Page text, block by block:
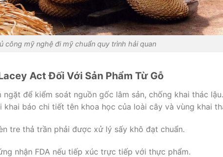
công mỹ nghệ đi mỹ chuẩn quy trình hải quan
Act Đối Với Sản Phẩm Từ Gỗ
để kiểm soát nguồn gốc lâm sản, chống khai thác lậu.
báo chi tiết tên khoa học của loài cây và vùng khai
tre thả trần phải được xử lý sấy khô đạt chuẩn.
nhận FDA nếu tiếp xúc trực tiếp với thực phẩm.